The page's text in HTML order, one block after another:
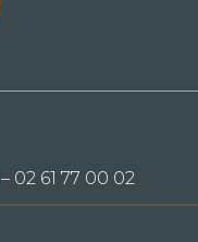
– 02 61 77 00 02